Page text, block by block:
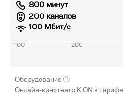
800 минут
200 каналов
100 Мбит/с
100 200
Оборудование
Онлайн-кинотеатр KION в тарифе